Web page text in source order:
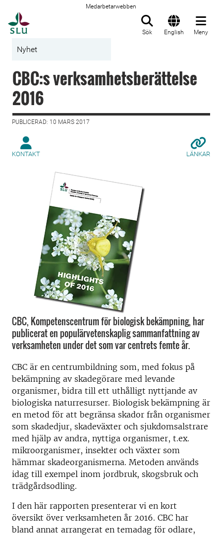
Medarbetarwebben
Sök English Meny
Nyhet
CBC:s verksamhetsberättelse
2016
PUBLICERAD: 10 MARS 2017
KONTAKT LÄNKAR
CBC, Kompetenscentrum för biologisk bekämpning, har
publicerat en populärvetenskaplig sammanfattning av
verksamheten under det som var centrets femte år.
CBC är en centrumbildning som, med fokus på
bekämpning av skadegörare med levande
organismer, bidra till ett uthålligt nyttjande av
biologiska naturresurser. Biologisk bekämpning är
en metod för att begränsa skador från organismer
som skadedjur, skadeväxter och sjukdomsalstrare
med hjälp av andra, nyttiga organismer, t.ex.
mikroorganismer, insekter och växter som
hämmar skadeorganismerna. Metoden används
idag till exempel inom jordbruk, skogsbruk och
trädgårdsodling.
I den här rapporten presenterar vi en kort
översikt över verksamheten år 2016. CBC har
bland annat arrangerat en temadag för odlare,